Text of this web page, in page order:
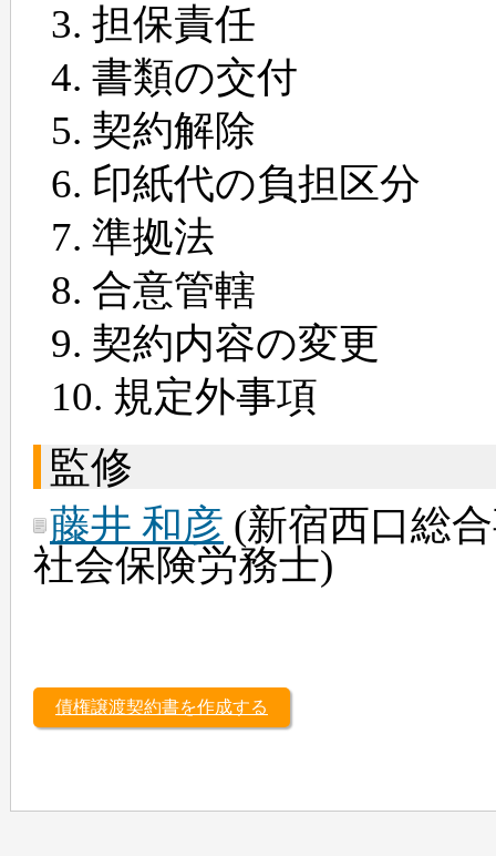
担保責任
書類の交付
契約解除
印紙代の負担区分
準拠法
合意管轄
契約内容の変更
規定外事項
監修
藤井 和彦 (新宿西口総
社会保険労務士)
債権譲渡契約書を作成する